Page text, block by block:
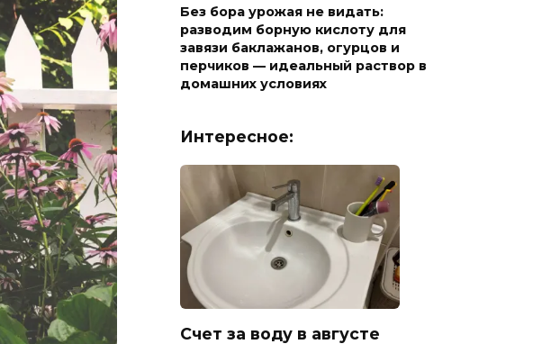
Без бора урожая не видать:
разводим борную кислоту для
завязи баклажанов, огурцов и
перчиков — идеальный раствор в
домашних условиях
Интересное:
Счет за воду в августе